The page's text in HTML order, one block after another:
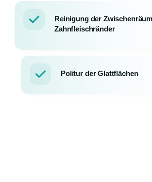
Reinigung der
Zahnfleischränder
Politur der Glattflächen